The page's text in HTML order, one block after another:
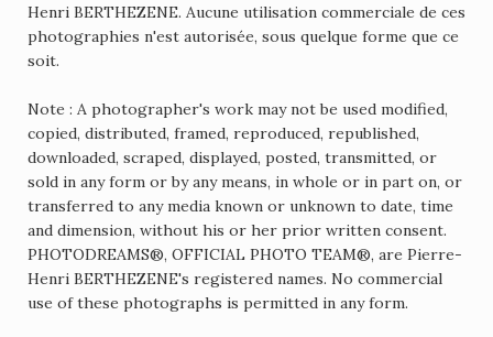
Henri BERTHEZENE. Aucune utilisation commerciale de ces
photographies n'est autorisée, sous quelque forme que ce
soit.
Note : A photographer's work may not be used modified,
copied, distributed, framed, reproduced, republished,
downloaded, scraped, displayed, posted, transmitted, or
sold in any form or by any means, in whole or in part on, or
transferred to any media known or unknown to date, time
and dimension, without his or her prior written consent.
PHOTODREAMS®, OFFICIAL PHOTO TEAM®, are Pierre-
Henri BERTHEZENE's registered names. No commercial
use of these photographs is permitted in any form.